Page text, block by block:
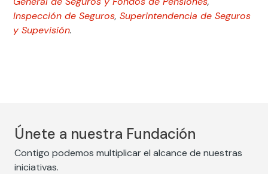
Inspección de Seguros,Superintendencia de Seguros
y Supevisión.
Únete a nuestra Fundación
Contigo podemos multiplicar el alcance de nuestras
iniciativas.